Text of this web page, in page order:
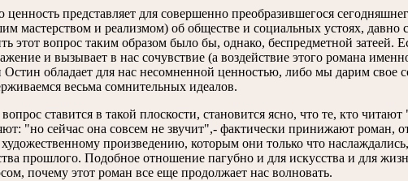
ценность представляет для совершенно преобразившегося
мастерством и реализмом) об обществе и социальных устоях, давно
этот вопрос таким образом было бы, однако, беспредметной затеей.
и вызывает в нас сочувствие (а воздействие этого романа
Остин обладает для нас несомненной ценностью, либо мы дарим свое
весьма сомнительных идеалов.
ставится в такой плоскости, становится ясно, что те, кто
"но сейчас она совсем не звучит",- фактически принижают роман,
художественному произведению, которым они только что
прошлого. Подобное отношение пагубно и для искусства и для
почему этот роман все еще продолжает нас волновать.